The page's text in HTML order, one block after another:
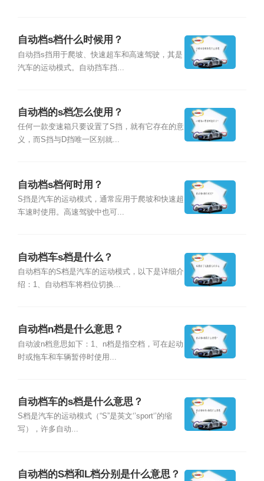
自动档s档什么时候用？
自动挡s挡用于爬坡、快速超车和高速驾驶，其是
汽车的运动模式。自动挡车挡...
自动档的s档怎么使用？
任何一款变速箱只要设置了S挡，就有它存在的意
义，而S挡与D挡唯一区别就...
自动档s档何时用？
S挡是汽车的运动模式，通常应用于爬坡和快速超
车速时使用。高速驾驶中也可...
自动档车s档是什么？
自动档车的S档是汽车的运动模式，以下是详细介
绍：1、自动档车将档位切换...
自动档n档是什么意思？
自动波n档意思如下：1、n档是指空档，可在起动
时或拖车和车辆暂停时使用...
自动档车的s档是什么意思？
S档是汽车的运动模式（“S”是英文‘’sport‘’的缩
写），许多自动...
自动档的S档和L档分别是什么意思？